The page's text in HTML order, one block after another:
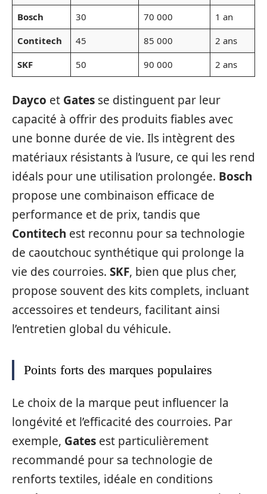
Bosch
30 70 000
1 an
Contitech
45 85 000
2 ans
SKF
50 90 000 2 ans
Dayco et Gates se distinguent par leur
capacité à offrir des produits fiables avec
une bonne durée de vie. Ils intègrent des
matériaux résistants à l’usure, ce qui les rend
idéals pour une utilisation prolongée. Bosch
propose une combinaison efficace de
performance et de prix, tandis que
Contitech est reconnu pour sa technologie
de caoutchouc synthétique qui prolonge la
vie des courroies. SKF, bien que plus cher,
propose souvent des kits complets, incluant
accessoires et tendeurs, facilitant ainsi
l’entretien global du véhicule.
Points forts des marques populaires
Le choix de la marque peut influencer la
longévité et l’efficacité des courroies. Par
exemple, Gates est particulièrement
recommandé pour sa technologie de
renforts textiles, idéale en conditions